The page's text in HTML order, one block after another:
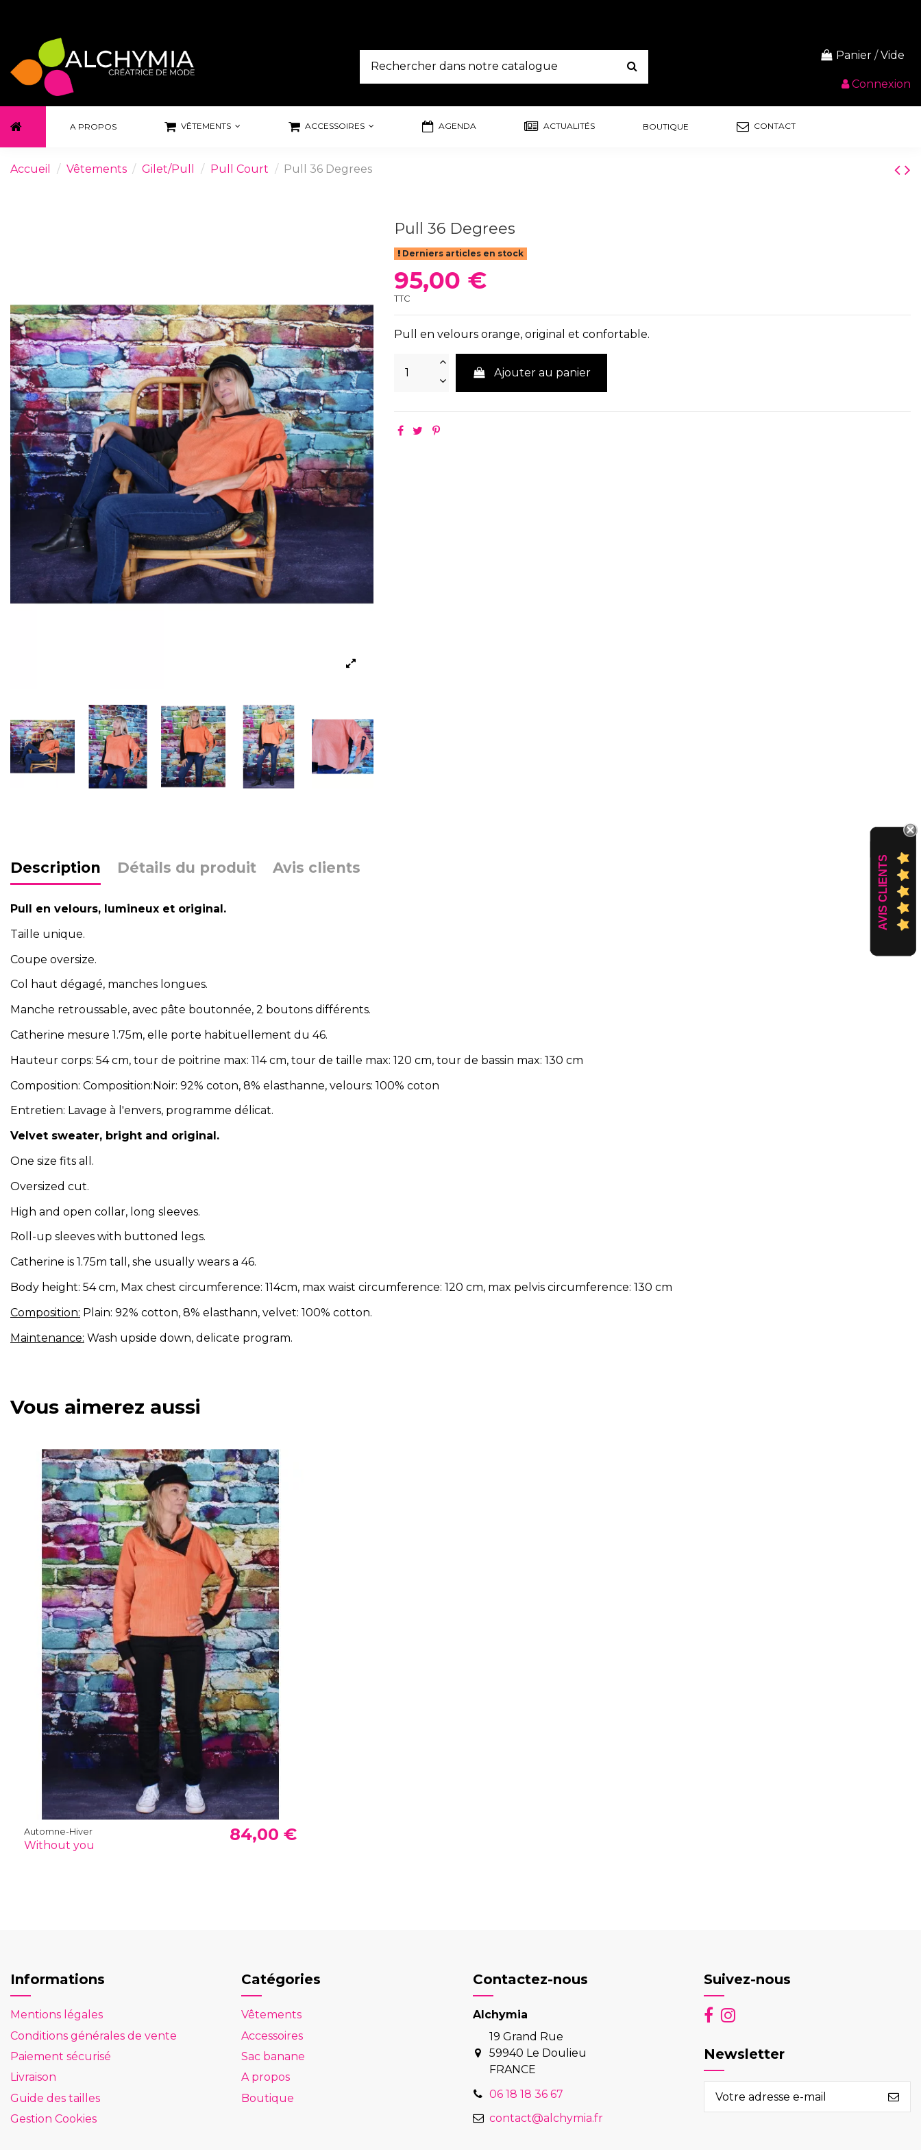
Panier /Vide
Connexion
A PROPOS VÊTEMENTS ACCESSOIRES AGENDA ACTUALITÉS BOUTIQUE CONTACT
Accueil Vêtements Gilet/Pull Pull Court Pull 36 Degrees
Pull 36 Degrees
Derniers articles en stock
95,00 €
TTC
Pull en velours orange, original et confortable.
Ajouter au panier
Description Détails du produit Avis clients
Pull en velours, lumineux et original.
Taille unique.
Coupe oversize.
Col haut dégagé, manches longues.
Manche retroussable, avec pâte boutonnée, 2 boutons différents.
Catherine mesure 1.75m, elle porte habituellement du 46.
Hauteur corps: 54 cm, tour de poitrine max: 114 cm, tour de taille max: 120 cm, tour de bassin max: 130 cm
Composition: Composition:Noir: 92% coton, 8% elasthanne, velours: 100% coton
Entretien: Lavage à l'envers, programme délicat.
Velvet sweater, bright and original.
One size fits all.
Oversized cut.
High and open collar, long sleeves.
Roll-up sleeves with buttoned legs.
Catherine is 1.75m tall, she usually wears a 46.
Body height: 54 cm, Max chest circumference: 114cm, max waist circumference: 120 cm, max pelvis circumference: 130 cm
Composition: Plain: 92% cotton, 8% elasthann, velvet: 100% cotton.
Maintenance: Wash upside down, delicate program.
Vous aimerez aussi
Automne-Hiver
Without you
84,00 €
Informations
Mentions légales
Conditions générales de vente
Paiement sécurisé
Livraison
Guide des tailles
Gestion Cookies
Catégories
Vêtements
Accessoires
Sac banane
A propos
Boutique
Contactez-nous
Alchymia
19 Grand Rue
59940 Le Doulieu
FRANCE
06 18 18 36 67
contact@alchymia.fr
AVIS CLIENTS
Suivez-nous
Newsletter